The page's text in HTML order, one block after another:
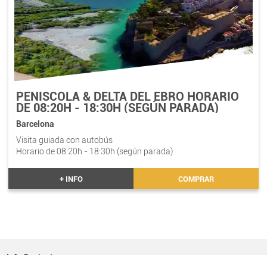
PEÑISCOLA & DELTA DEL EBRO HORARIO
DE 08:20H - 18:30H (SEGÚN PARADA)
Barcelona
Visita guiada con autobús
Horario de 08:20h - 18:30h (según parada)
+ INFO COMPRAR